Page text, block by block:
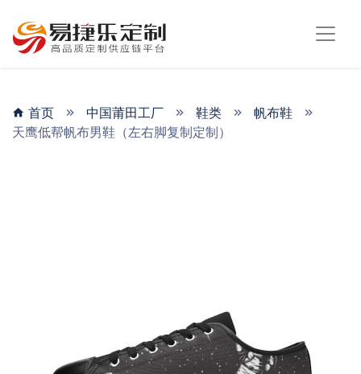
首页 中国莆田工厂 鞋类
帆布鞋
天鹰低帮帆布男鞋（左右脚复制定制）